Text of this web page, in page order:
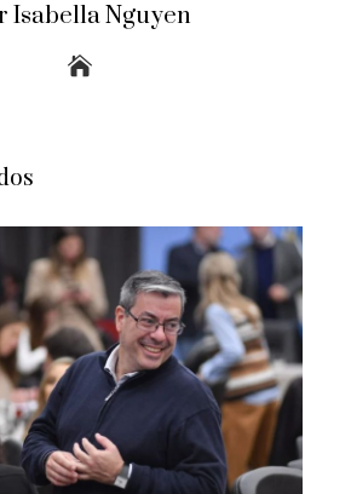
Isabella Nguyen